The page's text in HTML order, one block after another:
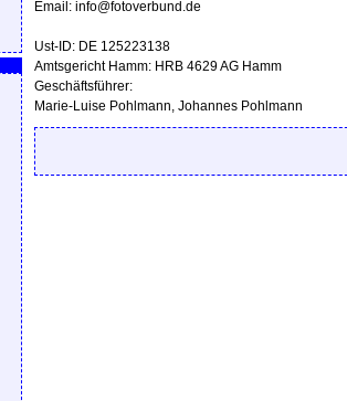
Email: info@fotoverbund.de
Ust-ID: DE 125223138
Amtsgericht Hamm: HRB 4629 AG Hamm
Geschäftsführer:
Marie-Luise Pohlmann, Johannes Pohlmann